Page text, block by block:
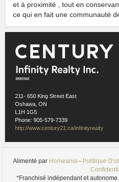
et à proximité , tout en
ce qui en fait une communauté
élever une famille .
Informations voisinage pour cette
licence deHomeania
https://homeania.com/
https://commons.wikimedia.org/wiki/
211- 650 King Street East
Oshawa, ON
L1H 1G5
Phone: 905-579-7339
http://www.century21.ca/infinityrealty
Alimenté par Homeania- Politique
*Franchisé indépendant et